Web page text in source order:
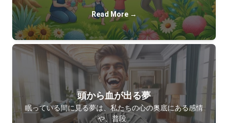
Read More →
頭から血が出る夢
眠っている間に見る夢は、私たちの心の奥底にある感情
や、普段…